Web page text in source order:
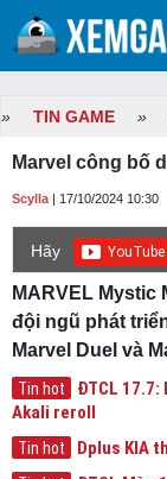
» TIN GAME »
Marvel công bố
Scylla | 17/10/2024 10:30
Hãy
MARVEL
đội ngũ phát
Marvel Duel và
Tin hot
ĐTCL
Akali reroll
Tin hot Dplus KIA